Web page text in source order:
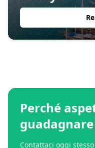
Perché
Contattaci oggi